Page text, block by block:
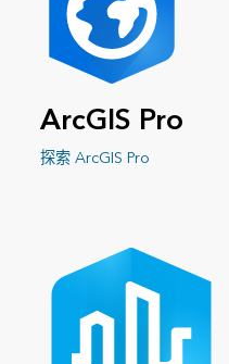
ArcGIS Pro
探索 ArcGIS Pro